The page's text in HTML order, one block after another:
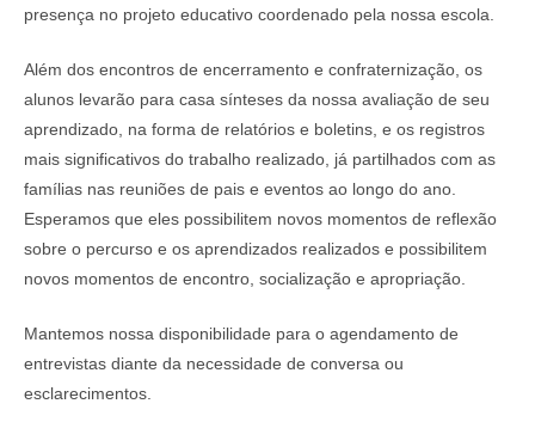
presença no projeto educativo coordenado pela nossa escola.
Além dos encontros de encerramento e confraternização, os
alunos levarão para casa sínteses da nossa avaliação de seu
aprendizado, na forma de relatórios e boletins, e os registros
mais significativos do trabalho realizado, já partilhados com as
famílias nas reuniões de pais e eventos ao longo do ano.
Esperamos que eles possibilitem novos momentos de reflexão
sobre o percurso e os aprendizados realizados e possibilitem
novos momentos de encontro, socialização e apropriação.
Mantemos nossa disponibilidade para o agendamento de
entrevistas diante da necessidade de conversa ou
esclarecimentos.